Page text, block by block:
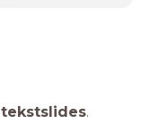
tekstslides.